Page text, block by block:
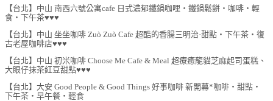
【台北】中山 南西六號公寓cafe 日式濃郁鐵鍋咖哩‧鐵鍋鬆餅‧咖啡‧輕
食‧下午茶♥♥♥
【台北】中山 坐坐咖啡 Zuò Zuò Cafe 超酷的香腸三明治·甜點‧下午茶‧復
古老屋咖啡店♥♥♥
【台北】中山 初米咖啡 Choose Me Cafe & Meal 超療癒龍貓芝麻起司蛋糕、
大眼仔抹茶紅豆甜點♥♥♥
【台北】大安 Good People & Good Things 好事咖啡 新開幕*咖啡‧甜點‧
下午茶‧早午餐‧輕食